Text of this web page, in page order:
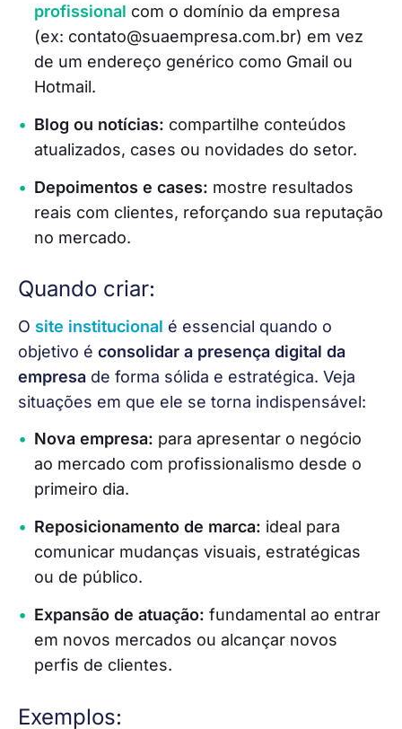
profissional com o domínio da empresa
(ex: contato@suaempresa.com.br) em vez
de um endereço genérico como Gmail ou
Hotmail.
Blog ou notícias: compartilhe conteúdos
atualizados, cases ou novidades do setor.
Depoimentos e cases: mostre resultados
reais com clientes, reforçando sua reputação
no mercado.
Quando criar:
O site institucional é essencial quando o
objetivo é consolidar a presença digital da
empresa de forma sólida e estratégica. Veja
situações em que ele se torna indispensável:
Nova empresa: para apresentar o negócio
ao mercado com profissionalismo desde o
primeiro dia.
Reposicionamento de marca: ideal para
comunicar mudanças visuais, estratégicas
ou de público.
Expansão de atuação: fundamental ao entrar
em novos mercados ou alcançar novos
perfis de clientes.
Exemplos: